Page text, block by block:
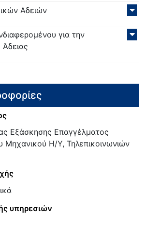
Αδειών
για την
Εξάσκησης Επαγγέλματος
Μηχανικού Η/Υ, Τηλεπικοινωνιών
υπηρεσιών